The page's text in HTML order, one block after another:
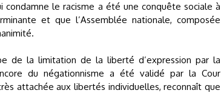
le racisme a été une conquête sociale à
et que l’Assemblée nationale, composée
de la limitation de la liberté d’expression par la
du négationnisme a été validé par la Cour
attachée aux libertés individuelles, reconnaît que